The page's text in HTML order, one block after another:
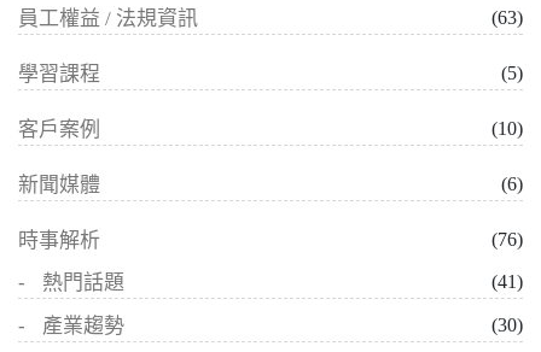
員工權益 / 法規資訊 (63)
學習課程 (5)
客戶案例 (10)
新聞媒體 (6)
時事解析 (76)
熱門話題 (41)
產業趨勢 (30)